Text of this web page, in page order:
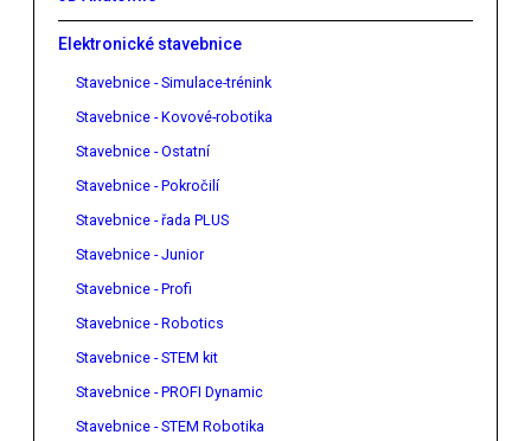
Elektronické stavebnice
Stavebnice - Simulace-trénink
Stavebnice - Kovové-robotika
Stavebnice - Ostatní
Stavebnice - Pokročilí
Stavebnice - řada PLUS
Stavebnice - Junior
Stavebnice - Profi
Stavebnice - Robotics
Stavebnice - STEM kit
Stavebnice - PROFI Dynamic
Stavebnice - STEM Robotika